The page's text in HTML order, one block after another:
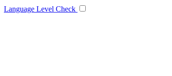
Language Level Check